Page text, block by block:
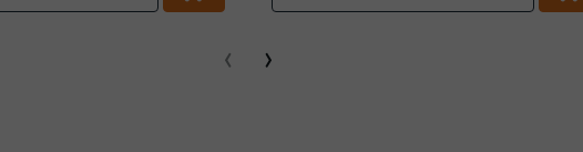
‹ ›